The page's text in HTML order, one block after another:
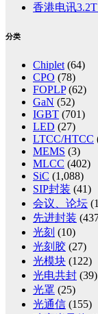
香港电讯
分类
Chiplet (64)
CPO (78)
FOPLP(62)
GaN (52)
IGBT (701)
LED (27)
LTCC/HTCC
MEMS (3)
MLCC (402)
SiC (1,088)
SIP封装 (41)
会议、论坛
先进封装
光刻 (10)
光刻胶 (27)
光模块 (122)
光电共封 (39)
光罩 (25)
光通信 (155)